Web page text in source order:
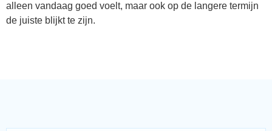
alleen vandaag goed voelt, maar ook op de langere termijn
de juiste blijkt te zijn.